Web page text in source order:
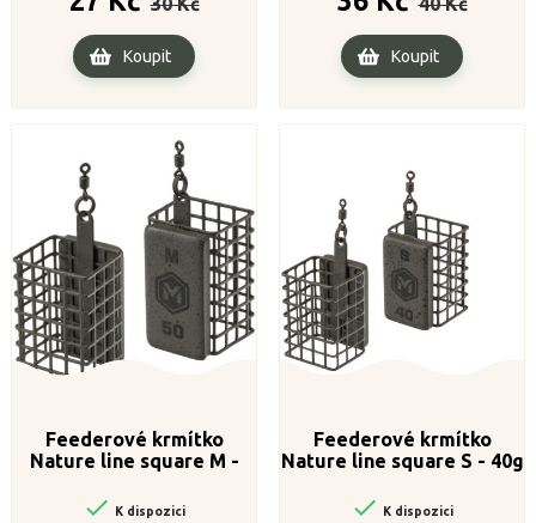
cena
Koupit
cena
Koupit
Feederové krmítko
Nature line square M -
 K dispozici
Feederové krmítko
Nature line square S - 40g
 K dispozici